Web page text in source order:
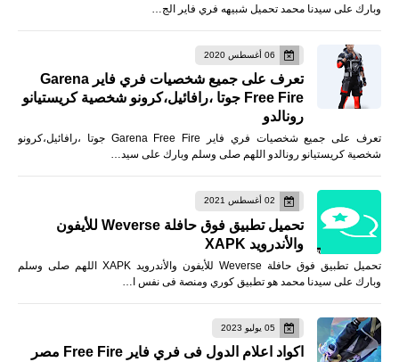
وبارك على سيدنا محمد تحميل شبيهه فري فاير الج…
06 أغسطس 2020
تعرف على جميع شخصيات فري فاير Garena
Free Fire جوتا ،رافائيل،كرونو شخصية كريستيانو
رونالدو
تعرف على جميع شخصيات فري فاير Garena Free Fire جوتا ،رافائيل،كرونو
شخصية كريستيانو رونالدو اللهم صلى وسلم وبارك على سيد…
02 أغسطس 2021
تحميل تطبيق فوق حافلة Weverse للأيفون
والأندرويد XAPK
تحميل تطبيق فوق حافلة Weverse للأيفون والأندرويد XAPK اللهم صلى وسلم
وبارك على سيدنا محمد هو تطبيق كوري ومنصة فى نفس ا…
05 يوليو 2023
اكواد اعلام الدول فى فري فاير Free Fire مصر